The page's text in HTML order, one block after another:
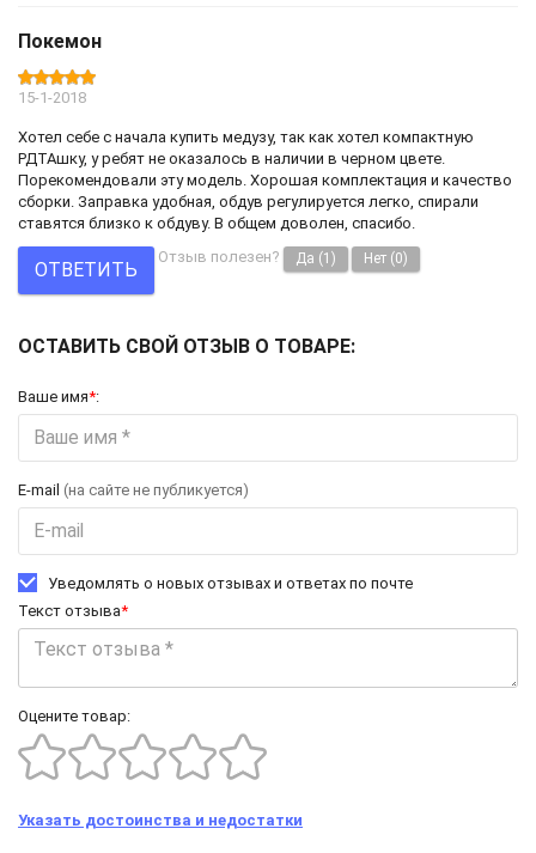
Покемон
15-1-2018
Хотел себе с начала купить медузу, так как хотел компактную
РДТАшку, у ребят не оказалось в наличии в черном цвете.
Порекомендовали эту модель. Хорошая комплектация и качество
сборки. Заправка удобная, обдув регулируется легко, спирали
ставятся близко к обдуву. В общем доволен, спасибо.
ОТВЕТИТЬ
Отзыв полезен? Да (1) Нет (0)
ОСТАВИТЬ СВОЙ ОТЗЫВ О ТОВАРЕ:
Ваше имя*:
E-mail (на сайте не публикуется)
Уведомлять о новых отзывах и ответах по почте
Текст отзыва*
Оцените товар:
Указать достоинства и недостатки